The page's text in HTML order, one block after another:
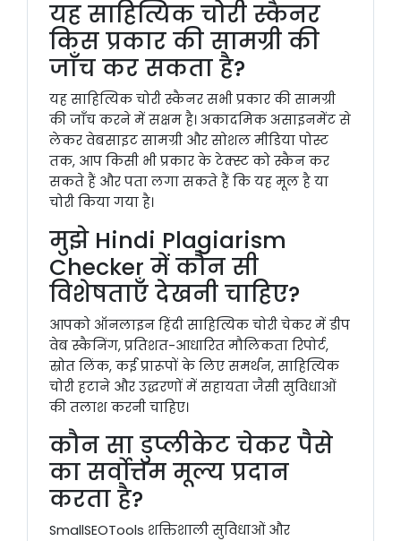
यह साहित्यिक चोरी स्कैनर
किस प्रकार की सामग्री की
जाँच कर सकता है?
यह साहित्यिक चोरी स्कैनर सभी प्रकार की सामग्री
की जाँच करने में सक्षम है। अकादमिक असाइनमेंट से
लेकर वेबसाइट सामग्री और सोशल मीडिया पोस्ट
तक, आप किसी भी प्रकार के टेक्स्ट को स्कैन कर
सकते हैं और पता लगा सकते हैं कि यह मूल है या
चोरी किया गया है।
मुझे Hindi Plagiarism
Checker में कौन सी
विशेषताएँ देखनी चाहिए?
आपको ऑनलाइन हिंदी साहित्यिक चोरी चेकर में डीप
वेब स्कैनिंग, प्रतिशत-आधारित मौलिकता रिपोर्ट,
स्रोत लिंक, कई प्रारूपों के लिए समर्थन, साहित्यिक
चोरी हटाने और उद्धरणों में सहायता जैसी सुविधाओं
की तलाश करनी चाहिए।
कौन सा डुप्लीकेट चेकर पैसे
का सर्वोत्तम मूल्य प्रदान
करता है?
SmallSEOTools शक्तिशाली सुविधाओं और